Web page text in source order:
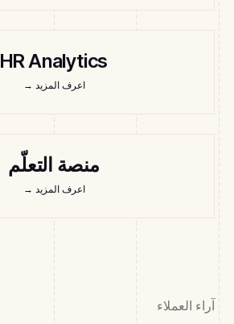
HR Analytics
اعرف المزيد →
منصة التعلّم
اعرف المزيد →
آراء العملاء